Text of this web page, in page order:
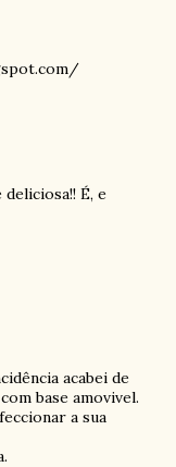
É, e
acabei de
base amovivel.
a sua